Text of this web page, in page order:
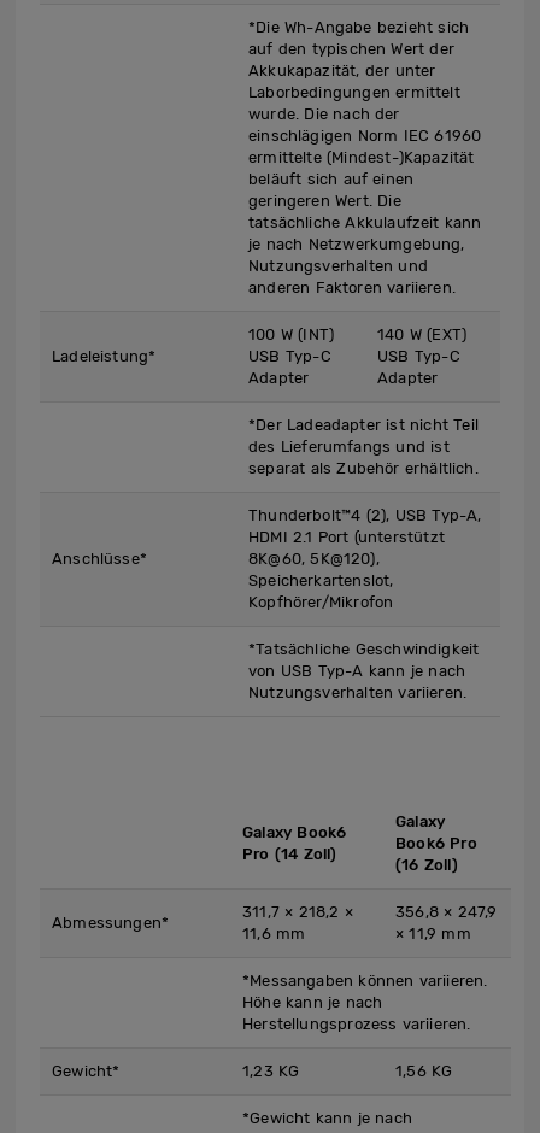
*Die Wh-Angabe bezieht sich
auf den typischen Wert der
Akkukapazität, der unter
Laborbedingungen ermittelt
wurde. Die nach der
einschlägigen Norm IEC 61960
ermittelte (Mindest-)Kapazität
beläuft sich auf einen
geringeren Wert. Die
tatsächliche Akkulaufzeit kann
je nach Netzwerkumgebung,
Nutzungsverhalten und
anderen Faktoren variieren.
Ladeleistung*
100 W (INT)
USB Typ-C
Adapter
140 W (EXT)
USB Typ-C
Adapter
*Der Ladeadapter ist nicht Teil
des Lieferumfangs und ist
separat als Zubehör erhältlich.
Anschlüsse*
Thunderbolt™4 (2), USB Typ-A,
HDMI 2.1 Port (unterstützt
8K@60, 5K@120),
Speicherkartenslot,
Kopfhörer/Mikrofon
*Tatsächliche Geschwindigkeit
von USB Typ-A kann je nach
Nutzungsverhalten variieren.
Galaxy Book6
Pro (14 Zoll)
Galaxy
Book6 Pro
(16 Zoll)
Abmessungen*
311,7 × 218,2 ×
11,6 mm
356,8 × 247,9
× 11,9 mm
*Messangaben können variieren.
Höhe kann je nach
Herstellungsprozess variieren.
Gewicht* 1,23 KG 1,56 KG
*Gewicht kann je nach